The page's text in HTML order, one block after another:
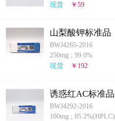
现货
￥59
山梨酸钾标准品
BWJ4265-2016
250mg ; 99.0%
现货
￥192
诱惑红AC标准品
BWJ4292-2016
100mg ; 85.2%(HPLC)